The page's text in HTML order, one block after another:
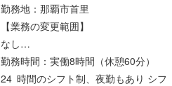
勤務地：那覇市首里
【業務の変更範囲】
なし
【勤務地の変更範囲】
勤務時間：実働8時間（休憩60分）
24 時間のシフト制、夜勤もあり シフ